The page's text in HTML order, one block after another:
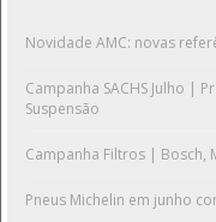
Novidade AMC: novas
Campanha SACHS Julho |
Suspensão
Campanha Filtros | Bosch,
Pneus Michelin em junho